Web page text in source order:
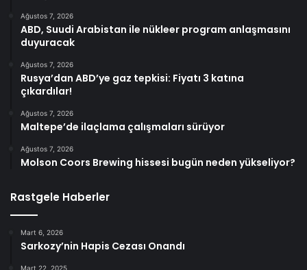
Ağustos 7, 2026
ABD, Suudi Arabistan ile nükleer program anlaşmasını
duyuracak
Ağustos 7, 2026
Rusya’dan ABD’ye gaz tepkisi: Fiyatı 3 katına
çıkardılar!
Ağustos 7, 2026
Maltepe’de ilaçlama çalışmaları sürüyor
Ağustos 7, 2026
Molson Coors Brewing hissesi bugün neden yükseliyor?
Rastgele Haberler
Mart 6, 2026
Sarkozy’nin Hapis Cezası Onandı
Mart 22, 2025